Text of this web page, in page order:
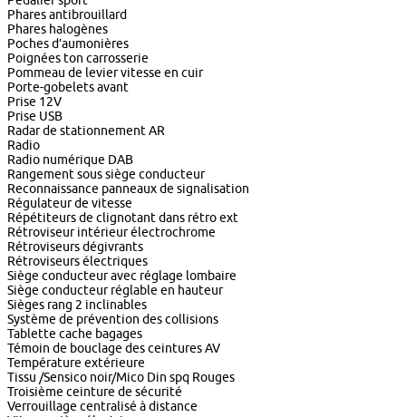
Phares antibrouillard
Phares halogènes
Poches d’aumonières
Poignées ton carrosserie
Pommeau de levier vitesse en cuir
Porte-gobelets avant
Prise 12V
Prise USB
Radar de stationnement AR
Radio
Radio numérique DAB
Rangement sous siège conducteur
Reconnaissance panneaux de signalisation
Régulateur de vitesse
Répétiteurs de clignotant dans rétro ext
Rétroviseur intérieur électrochrome
Rétroviseurs dégivrants
Rétroviseurs électriques
Siège conducteur avec réglage lombaire
Siège conducteur réglable en hauteur
Sièges rang 2 inclinables
Système de prévention des collisions
Tablette cache bagages
Témoin de bouclage des ceintures AV
Température extérieure
Tissu /Sensico noir/Mico Din spq Rouges
Troisième ceinture de sécurité
Verrouillage centralisé à distance